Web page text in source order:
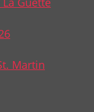
Martin